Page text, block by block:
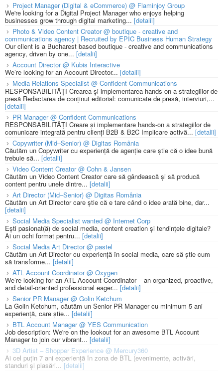
Project Manager (Digital & eCommerce) @ Flaminjoy Group
We're looking for a Digital Project Manager who enjoys helping
businesses grow through digital marketing... [detalii]
Photo & Video Content Creator @ boutique - creative and
communications agency | Recruited by EPIC Business Human Strategy
Our client is a Bucharest based boutique - creative and communications
agency, driven by one... [detalii]
Account Director @ Kubis Interactive
We’re looking for an Account Director... [detalii]
Media Relations Specialist @ Confident Communications
RESPONSABILITĂȚI Crearea și implementarea hands-on a strategiilor de
presă Redactarea de conținut editorial: comunicate de presă, interviuri,...
[detalii]
PR Manager @ Confident Communications
RESPONSABILITĂȚI Creare și implementare hands-on a strategiilor de
comunicare integrată pentru clienți B2B & B2C Implicare activă... [detalii]
Copywriter (Mid–Senior) @ Digitas România
Căutăm un Copywriter cu experiență de agenție care știe că o idee bună
trebuie să... [detalii]
Video Content Creator @ Cohn & Jansen
Căutăm un Video Content Creator care să gândească și să producă
content pentru unele dintre... [detalii]
Art Director (Mid–Senior) @ Digitas România
Căutăm un Art Director care știe că e tare când o idee arată bine, dar...
[detalii]
Social Media Specialist wanted @ Internet Corp
Ești pasionat(ă) de social media, content creation și tendințele digitale?
Ai un ochi format pentru... [detalii]
Social Media Art Director @ pastel
Căutăm un Art Director cu experiență în social media, care să știe cum
să transforme... [detalii]
ATL Account Coordinator @ Oxygen
We’re looking for an ATL Account Coordinator – an organized, proactive,
and detail-oriented professional eager... [detalii]
Senior PR Manager @ Golin Ketchum
La Golin Ketchum, căutăm un Senior PR Manager cu minimum 5 ani
experiență, care știe... [detalii]
BTL Account Manager @ YES Communication
Job description: We're on the lookout for an awesome BTL Account
Manager to join our vibrant... [detalii]
3D Artist – Shopper Experience @ Mercury360
Ai cel puțin 7 ani experiență în zona de BTL (evenimente, activări,
standuri și plasări... [detalii]